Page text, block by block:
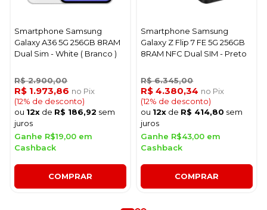
Smartphone Samsung
Galaxy A36 5G 256GB 8RAM
Dual Sim - White ( Branco )
R$ 2.900,00
R$ 1.973,86 no Pix
(12% de desconto)
ou 12x de R$ 186,92 sem
juros
Ganhe R$19,00 em
Cashback
COMPRAR
Smartphone Samsung
Galaxy Z Flip 7 FE 5G 256GB
8RAM NFC Dual SIM - Preto
R$ 6.345,00
R$ 4.380,34 no Pix
(12% de desconto)
ou 12x de R$ 414,80 sem
juros
Ganhe R$43,00 em
Cashback
COMPRAR